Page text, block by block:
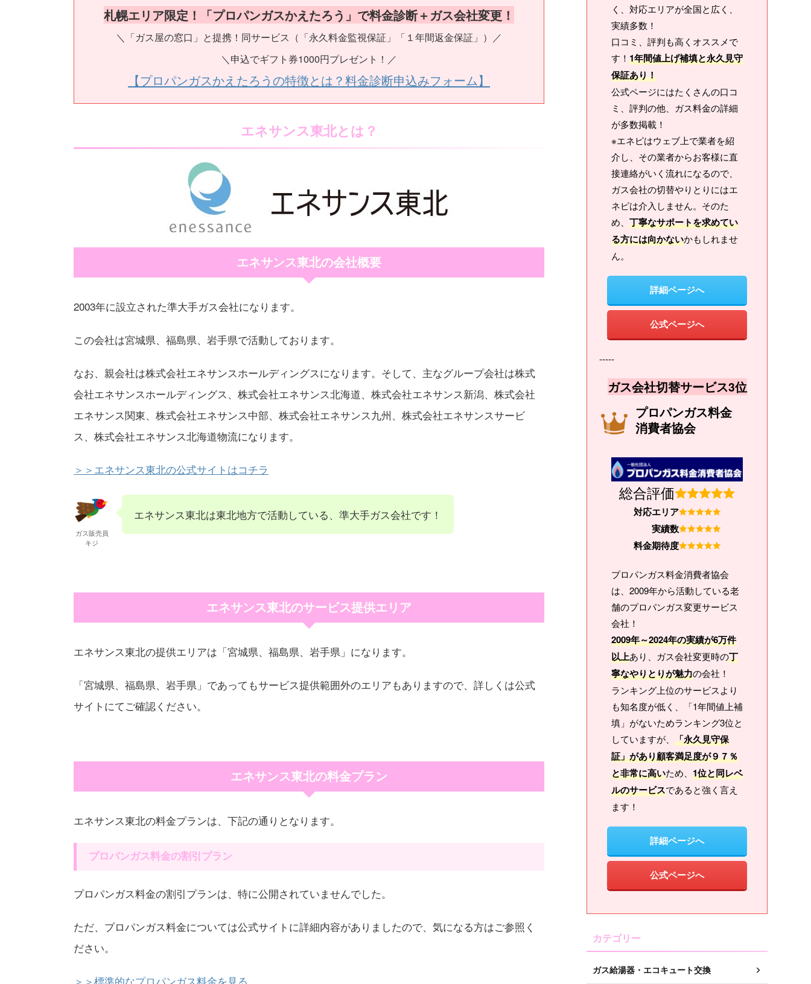
札幌エリア限定！「プロパンガスかえたろう」で料金診断＋ガス会社変更！
＼「ガス屋の窓口」と提携！同サービス（「永久料金監視保証」「１年間返金保証」）／
＼申込でギフト券1000円プレゼント！／
【プロパンガスかえたろうの特徴とは？料金診断申込みフォーム】
エネサンス東北とは？
エネサンス東北の会社概要
2003年に設立された準大手ガス会社になります。
この会社は宮城県、福島県、岩手県で活動しております。
なお、親会社は株式会社エネサンスホールディングスになります。そして、主なグループ会社は株式
会社エネサンスホールディングス、株式会社エネサンス北海道、株式会社エネサンス新潟、株式会社
エネサンス関東、株式会社エネサンス中部、株式会社エネサンス九州、株式会社エネサンスサービ
ス、株式会社エネサンス北海道物流になります。
＞＞エネサンス東北の公式サイトはコチラ
ガス販売員
キジ
エネサンス東北は東北地方で活動している、準大手ガス会社です！
エネサンス東北のサービス提供エリア
エネサンス東北の提供エリアは「宮城県、福島県、岩手県」になります。
「宮城県、福島県、岩手県」であってもサービス提供範囲外のエリアもありますので、詳しくは公式
サイトにてご確認ください。
エネサンス東北の料金プラン
エネサンス東北の料金プランは、下記の通りとなります。
プロパンガス料金の割引プラン
プロパンガス料金の割引プランは、特に公開されていませんでした。
ただ、プロパンガス料金については公式サイトに詳細内容がありましたので、気になる方はご参照く
ださい。
＞＞標準的なプロパンガス料金を見る
く、対応エリアが全国と広く、
実績多数！
口コミ、評判も高くオススメで
す！ 1年間値上げ補填と永久見守
保証あり！
公式ページにはたくさんの口コ
ミ、評判の他、ガス料金の詳細
が多数掲載！
※エネピはウェブ上で業者を紹
介し、その業者からお客様に直
接連絡がいく流れになるので、
ガス会社の切替やりとりにはエ
ネピは介入しません。そのた
め、 丁寧なサポートを求めてい
る方には向かないかもしれませ
ん。
詳細ページへ
公式ページへ
-----
ガス会社切替サービス3位
プロパンガス料金
消費者協会
総合評価
対応エリア
実績数
料金期待度
プロパンガス料金消費者協会
は、2009年から活動している老
舗のプロパンガス変更サービス
会社！
2009年～2024年の実績が6万件
以上あり、ガス会社変更時の丁
寧なやりとりが魅力の会社！
ランキング上位のサービスより
も知名度が低く、「1年間値上補
填」がないためランキング3位と
していますが、 「永久見守保
証」があり顧客満足度が９７％
と非常に高いため、 1位と同レベ
ルのサービスであると強く言え
ます！
詳細ページへ
公式ページへ
カテゴリー
ガス給湯器・エコキュート交換